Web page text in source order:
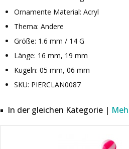
Ornamente Material: Acryl
Thema: Andere
Größe: 1.6 mm / 14 G
Länge: 16 mm, 19 mm
Kugeln: 05 mm, 06 mm
SKU: PIERCLAN0087
In der gleichen Kategorie |